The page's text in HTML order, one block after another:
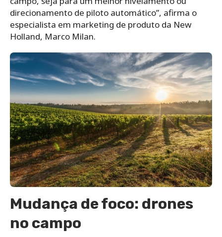
direcionamento de piloto automático”, afirma o
especialista em marketing de produto da New
Holland, Marco Milan.
Mudança de foco: drones
no campo